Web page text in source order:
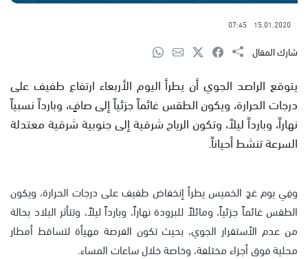
15.01.2020
07:45
شارك المقال
يتوقع الراصد الجوي أن يطرأ اليوم الأربعاء ارتفاع طفيف على
درجات الحرارة، ويكون الطقس غائماً جزئياً إلى صافٍ، وبارداً نسبياً
نهاراً، وبارداً ليلاً، وتكون الرياح شرقية إلى جنوبية شرقية معتدلة
السرعة تنشط أحياناً.
وفِي يوم غدٍ الخميس يطرأ إنخفاض طفيف على درجات الحرارة، ويكون
الطقس غائماً جزئياً، ومائلاً للبرودة نهاراً، وبارداً ليلاً، وتتأثر البلاد بحالة
من عدم الأستقرار الجوي، بحيث تكون الفرصة مهيأة لتساقط أمطار
محلية فوق أجزاء مختلفة، وخاصة خلال ساعات المساء.